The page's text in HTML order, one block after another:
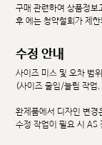
구매 관련하여 상품정보
후 에는 청약철회가 제
수정 안내
사이즈 미스 및 오차 범
(사이즈 줄임/늘림 작업
완제품에서 디자인 변경
수정 작업이 필요 시 AS